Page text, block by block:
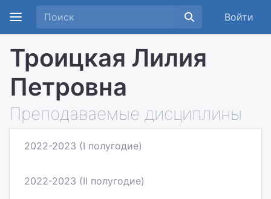
Войти
Троицкая Лилия
Петровна
Преподаваемые дисциплины
2022-2023 (I полугодие)
2022-2023 (II полугодие)